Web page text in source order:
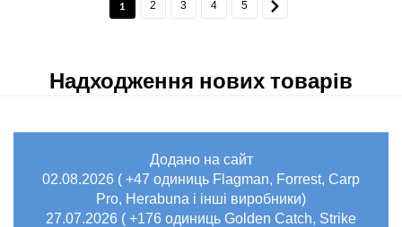
1 2 3 4 5
Надходження нових товарів
Додано на сайт
02.08.2026 ( +47 одиниць Flagman, Forrest, Carp
Pro, Herabuna і інші виробники)
27.07.2026 ( +176 одиниць Golden Catch, Strike